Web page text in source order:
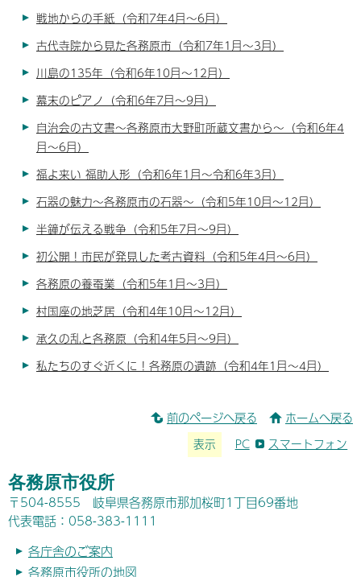
戦地からの手紙（令和7年4月～6月）
古代寺院から見た各務原市（令和7年1月～3月）
川島の135年（令和6年10月～12月）
幕末のピアノ（令和6年7月～9月）
自治会の古文書～各務原市大野町所蔵文書から～（令和6年4
月～6月）
福よ来い 福助人形（令和6年1月～令和6年3月）
石器の魅力～各務原市の石器～（令和5年10月～12月）
半鐘が伝える戦争（令和5年7月～9月）
初公開！市民が発見した考古資料（令和5年4月～6月）
各務原の養蚕業（令和5年1月～3月）
村国座の地芝居（令和4年10月～12月）
承久の乱と各務原（令和4年5月～9月）
私たちのすぐ近くに！各務原の遺跡（令和4年1月～4月）
前のページへ戻る ホームへ戻る
表示 PC スマートフォン
各務原市役所
〒504-8555 岐阜県各務原市那加桜町1丁目69番地
代表電話：058-383-1111
各庁舎のご案内
各務原市役所の地図